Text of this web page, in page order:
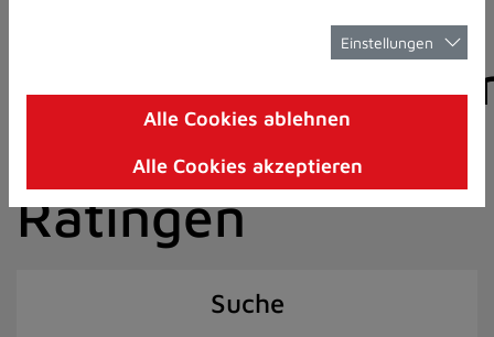
8)
I)
der Stadt
Ratingen
Suche
Einstellungen
Alle Cookies ablehnen
Alle Cookies akzeptieren